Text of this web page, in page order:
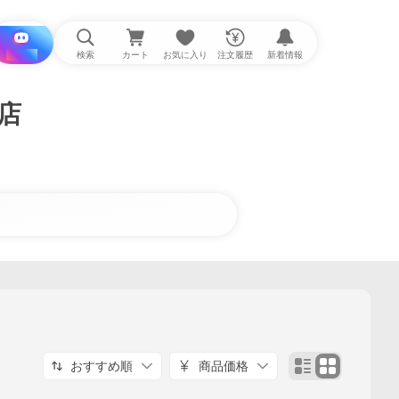
i と探す 検索 カート お気に入り 注文履歴 新着情報
おすすめ順 商品価格